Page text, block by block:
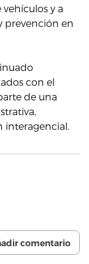
y a
prevención en
con el
de una
interagencial.
comentario